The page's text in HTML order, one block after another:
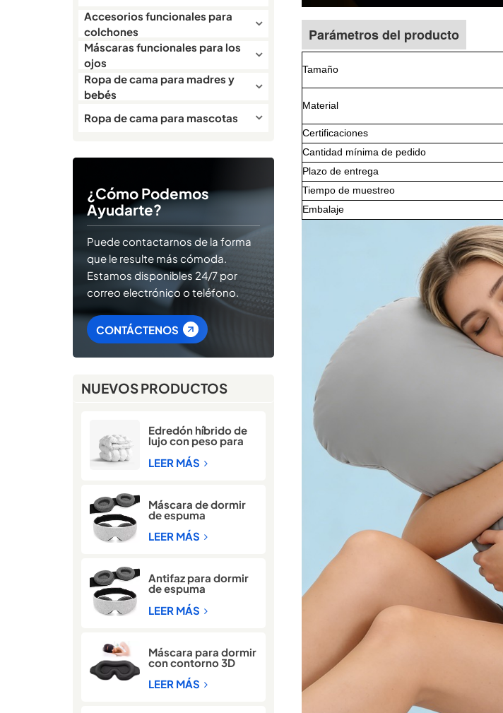
Accesorios funcionales para
colchones
Máscaras funcionales para los
ojos
Ropa de cama para madres y
bebés
Ropa de cama para mascotas
¿Cómo Podemos
Ayudarte?
Puede contactarnos de la forma
que le resulte más cómoda.
Estamos disponibles 24/7 por
correo electrónico o teléfono.
CONTÁCTENOS
NUEVOS PRODUCTOS
Edredón híbrido de
lujo con peso para
invierno
LEER MÁS
Máscara de dormir
de espuma
viscoelástica 3D
para bloquear la luz
LEER MÁS
Antifaz para dormir
de espuma
viscoelástica
ajustable 3D con
LEER MÁS
Máscara para dormir
con contorno 3D
viscoelástica
LEER MÁS
Parámetros del producto
Tamaño
Material
Certificaciones
Cantidad mínima de pedido
Plazo de entrega
Tiempo de muestreo
Embalaje